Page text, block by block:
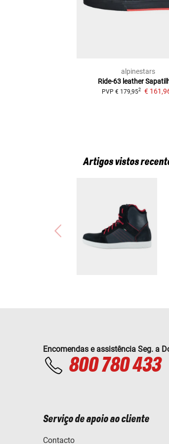
alpinestars
Ride-63 leather
PVP € 179,952 €
Artigos vistos
Encomendas e assistência Seg. a
800 780 433
Serviço de apoio ao cliente
Contacto